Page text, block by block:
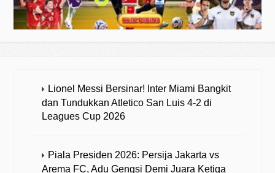
Lionel Messi Bersinar! Inter Miami Bangkit
dan Tundukkan Atletico San Luis 4-2 di
Leagues Cup 2026
Piala Presiden 2026: Persija Jakarta vs
Arema FC, Adu Gengsi Demi Juara Ketiga